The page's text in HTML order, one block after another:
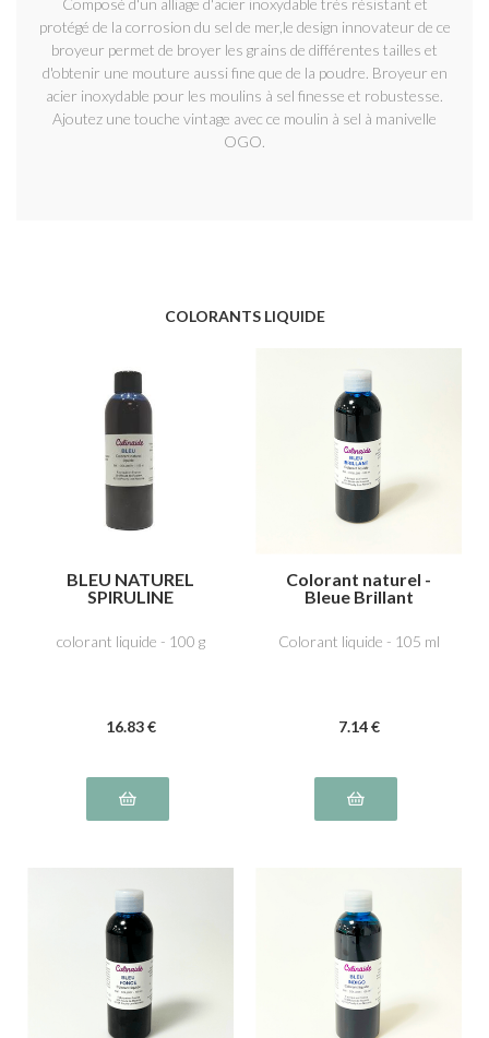
Composé d'un alliage d'acier inoxydable très résistant et
protégé de la corrosion du sel de mer,le design innovateur de ce
broyeur permet de broyer les grains de différentes tailles et
d'obtenir une mouture aussi fine que de la poudre. Broyeur en
acier inoxydable pour les moulins à sel finesse et robustesse.
Ajoutez une touche vintage avec ce moulin à sel à manivelle
OGO.
COLORANTS LIQUIDE
BLEU NATUREL
SPIRULINE
colorant liquide - 100 g
16.83 €
Colorant naturel -
Bleue Brillant
Colorant liquide - 105 ml
7.14 €